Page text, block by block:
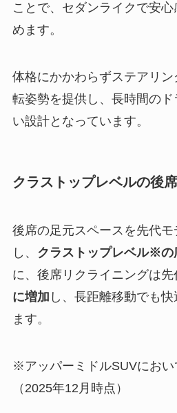
ことで、セダンライクで安
めます。
体格にかかわらずステアリ
転姿勢を提供し、長時間のド
い設計となっています。
クラストップレベルの後
後席の足元スペースを先代モ
し、 クラストップレベル※の
に、後席リクライニングは先
に増加 し、長距離移動でも
ます。
※アッパーミドルSUVにおい
（2025年12月時点）